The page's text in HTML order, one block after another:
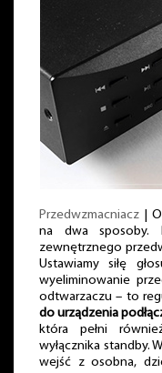
Przedwzmacniacz |
na dwa sposoby.
zewnętrznego
Ustawiamy siłę
wyeliminowanie
odtwarzaczu – to
do urządzenia
która pełni
wyłącznika standby.
wejść z osobna,